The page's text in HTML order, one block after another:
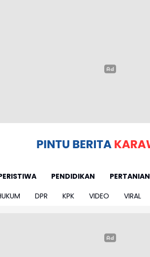
PENDIDIKAN PERTANIAN
DPR KPK VIDEO VIRAL